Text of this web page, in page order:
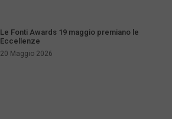
Le Fonti Awards 19 maggio premiano le
Eccellenze
20 Maggio 2026